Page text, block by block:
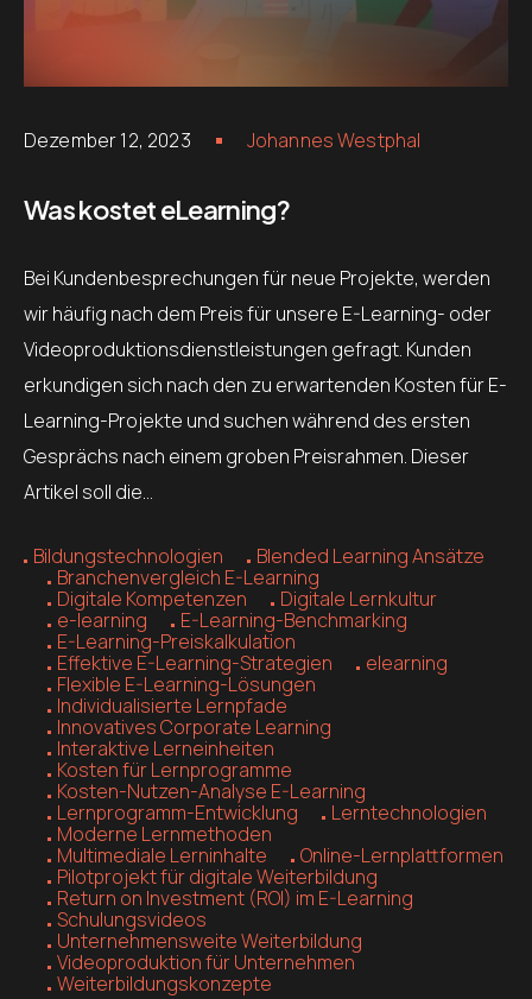
Dezember 12, 2023 Johannes Westphal
Was kostet eLearning?
Bei Kundenbesprechungen für neue Projekte, werden
wir häufig nach dem Preis für unsere E-Learning- oder
Videoproduktionsdienstleistungen gefragt. Kunden
erkundigen sich nach den zu erwartenden Kosten für E-
Learning-Projekte und suchen während des ersten
Gesprächs nach einem groben Preisrahmen. Dieser
Artikel soll die…
Bildungstechnologien
Blended Learning Ansätze
Branchenvergleich E-Learning
Digitale Kompetenzen
Digitale Lernkultur
e-learning
E-Learning-Benchmarking
E-Learning-Preiskalkulation
Effektive E-Learning-Strategien
elearning
Flexible E-Learning-Lösungen
Individualisierte Lernpfade
Innovatives Corporate Learning
Interaktive Lerneinheiten
Kosten für Lernprogramme
Kosten-Nutzen-Analyse E-Learning
Lernprogramm-Entwicklung
Lerntechnologien
Moderne Lernmethoden
Multimediale Lerninhalte
Online-Lernplattformen
Pilotprojekt für digitale Weiterbildung
Return on Investment (ROI) im E-Learning
Schulungsvideos
Unternehmensweite Weiterbildung
Videoproduktion für Unternehmen
Weiterbildungskonzepte